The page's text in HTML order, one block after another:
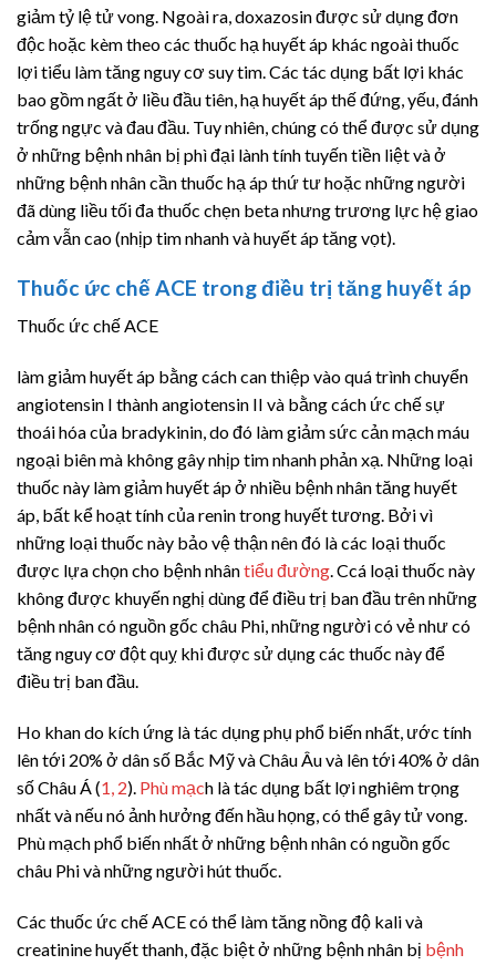
giảm tỷ lệ tử vong. Ngoài ra,doxazosinđược sử dụng đơn
độc hoặc kèm theo các thuốc hạ huyết áp khác ngoài thuốc
lợi tiểu làm tăng nguy cơ suy tim. Các tác dụng bất lợi khác
bao gồm ngất ở liều đầu tiên, hạ huyết áp thế đứng, yếu, đánh
trống ngực và đau đầu. Tuy nhiên, chúng có thể được sử dụng
ở những bệnh nhân bị phì đại lành tính tuyến tiền liệt và ở
những bệnh nhân cần thuốc hạ áp thứ tư hoặc những người
đã dùng liều tối đa thuốc chẹn beta nhưng trương lực hệ giao
cảm vẫn cao (nhịp tim nhanh và huyết áp tăng vọt).
Thuốc ức chế ACE trong điều trị tăng huyết áp
Thuốc ức chế ACE
làm giảm huyết áp bằng cách can thiệp vào quá trình chuyển
angiotensin I thànhangiotensin II và bằng cách ức chế sự
thoái hóa của bradykinin, do đó làm giảm sức cản mạch máu
ngoại biên mà không gây nhịp tim nhanh phản xạ. Những loại
thuốc này làm giảm huyết áp ở nhiều bệnh nhân tăng huyết
áp, bất kể hoạt tính của renin trong huyết tương. Bởi vì
những loại thuốc này bảo vệ thận nên đó là các loại thuốc
được lựa chọn cho bệnh nhântiểu đường. Ccá loại thuốc này
không được khuyến nghị dùng để điều trị ban đầu trên những
bệnh nhân có nguồn gốc châu Phi, những người có vẻ như có
tăng nguy cơ đột quỵ khi được sử dụng các thuốc này để
điều trị ban đầu.
Ho khan do kích ứng là tác dụng phụ phổ biến nhất, ước tính
lên tới 20% ở dân số Bắc Mỹ và Châu Âu và lên tới 40% ở dân
số Châu Á (1, 2). Phù mạch là tác dụng bất lợi nghiêm trọng
nhất và nếu nó ảnh hưởng đến hầu họng, có thể gây tử vong.
Phù mạch phổ biến nhất ở những bệnh nhân có nguồn gốc
châu Phi và những người hút thuốc.
Các thuốc ức chế ACE có thể làm tăng nồng độ kali và
creatinine huyết thanh, đặc biệt ở những bệnh nhân bị bệnh